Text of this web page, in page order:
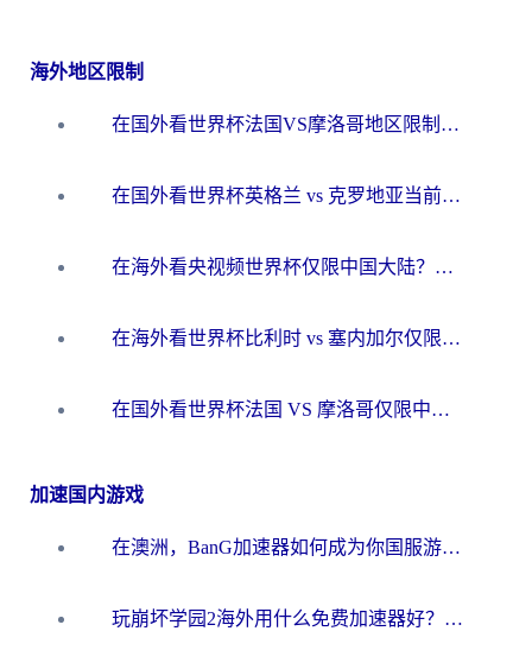
海外地区限制
在国外看世界杯法国VS摩洛哥地区限制？这篇指南让你流畅看中文解说无压力
在国外看世界杯英格兰 vs 克罗地亚当前地区不可播放？这篇指南帮你搞定所有海外观赛难题
在海外看央视频世界杯仅限中国大陆？这篇指南帮你解锁中文解说+无卡顿直播
在海外看世界杯比利时 vs 塞内加尔仅限中国大陆？我找到了最流畅的中文解说之路
在国外看世界杯法国 VS 摩洛哥仅限中国大陆？海外党这样看中文解说赛事不卡顿
加速国内游戏
在澳洲，BanG加速器如何成为你国服游戏的“时光机”？
玩崩坏学园2海外用什么免费加速器好？2026海外党亲测国服游戏加速指南